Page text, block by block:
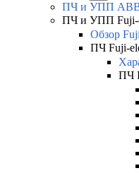
ПЧ и УПП
ПЧ и УПП Fuji-
Обзор
ПЧ Fuji-
ПЧ